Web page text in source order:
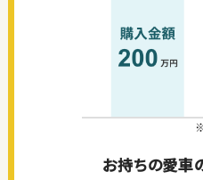
お持ちの愛車